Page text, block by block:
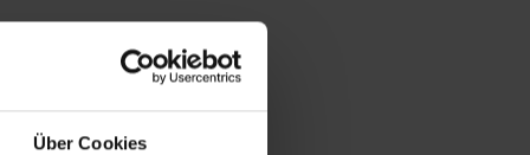
Über Cookies